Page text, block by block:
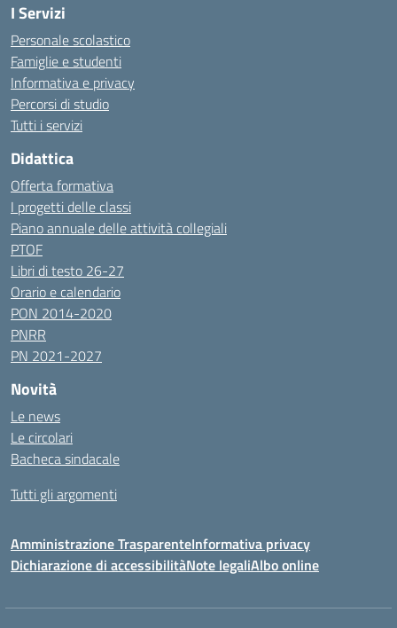
I Servizi
Personale scolastico
Famiglie e studenti
Informativa e privacy
Percorsi di studio
Tutti i servizi
Didattica
Offerta formativa
I progetti delle classi
Piano annuale delle attività collegiali
PTOF
Libri di testo 26-27
Orario e calendario
PON 2014-2020
PNRR
PN 2021-2027
Novità
Le news
Le circolari
Bacheca sindacale
Tutti gli argomenti
Amministrazione TrasparenteInformativa privacy
Dichiarazione di accessibilitàNote legaliAlbo online